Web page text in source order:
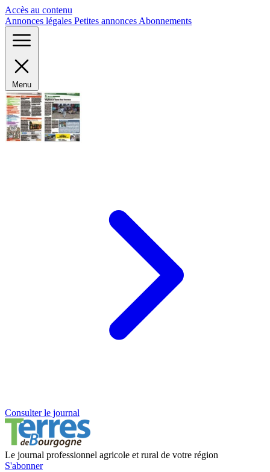
Accès au contenu
Annonces légales Petites annonces Abonnements
Menu
Consulter le journal
Le journal professionnel agricole et rural de votre région
S'abonner
Panneau de gestion des cookies